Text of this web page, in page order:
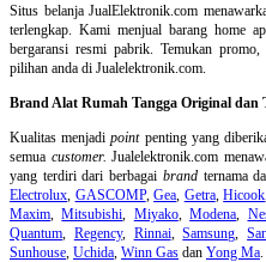
Situs belanjaJualElektronik.com
terlengkap. Kami menjual barang home
bergaransi resmi pabrik. Temukan
pilihan anda di Jualelektronik.com.
Brand Alat Rumah Tangga Original dan
Kualitas menjadipointpenting yang
semua customer. Jualelektronik.com
yang terdiri dari berbagai brandternama
Electrolux GASCOMP,Gea Getra,Hicook
Maxim ,Mitsubishi Miyako,Modena
Quantum
Regency, Rinnai,Samsung ,
Sunhouse Uchida Winn Gas dan Yong Ma